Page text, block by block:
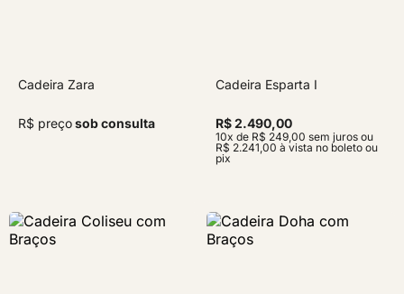
Cadeira Zara
R$ preçosob consulta
Cadeira Esparta I
R$ 2.490,00
10x de R$ 249,00 sem juros ou
R$ 2.241,00 à vista no boleto ou
pix